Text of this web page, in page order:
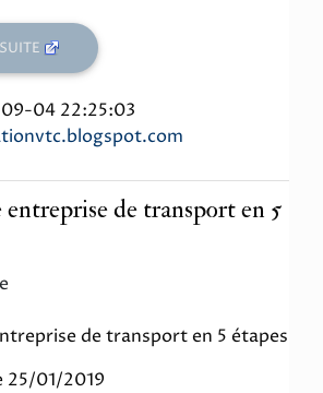
04 22:25:03
entreprise de transport en 5
de transport en 5 étapes
25/01/2019